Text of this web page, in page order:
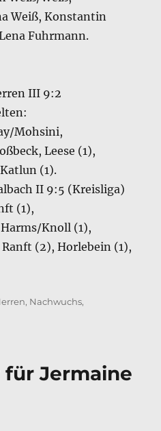
Weiß, Konstantin
Fuhrmann.
III 9:2
Mohsini,
Leese (1),
(1).
II 9:5 (Kreisliga)
(1),
Knoll (1),
(2), Horlebein (1),
, Nachwuchs,
Jermaine